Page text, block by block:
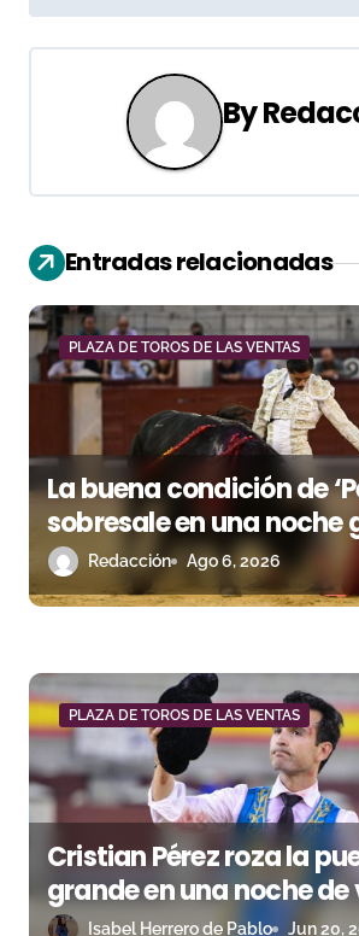
e
c
i
ó
n
d
e
n
t
a
d
a
s
By
Entradas relacionadas
PLAZA DE TOROS DE LAS VENTAS
La buena condición de
sobresale en una noche
Ventas
Redacción Ago 6, 2026
PLAZA DE TOROS DE LAS VENTAS
Cristian Pérez roza la
grande en una noche de
entrega
Isabel Herrero de Pablo Jun 20,